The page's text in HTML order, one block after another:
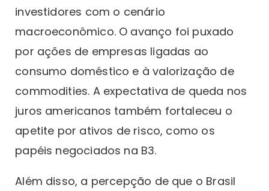
investidores com o cenário
macroeconômico. O avanço foi puxado
por ações de empresas ligadas ao
consumo doméstico e à valorização de
commodities. A expectativa de queda nos
juros americanos também fortaleceu o
apetite por ativos de risco, como os
papéis negociados na B3.
Além disso, a percepção de que o Brasil